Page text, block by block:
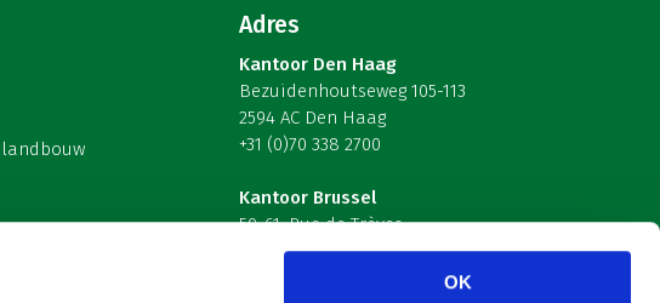
OK
Adres
Kantoor Den Haag
Bezuidenhoutseweg 105-113
2594 AC Den Haag
+31 (0)70 338 2700
Kantoor Brussel
59-61, Rue de Trèves
B-1040 Brussel – België